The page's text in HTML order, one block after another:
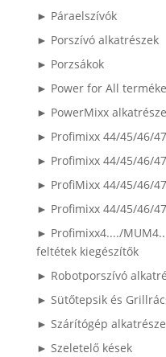
► Páraelszívók
► Porszívó alkatrészek
► Porzsákok
► Power for All
► PowerMixx
► Profimixx 44/45/46/
► Profimixx 44/45/46/
► ProfiMixx 44/45/46/
► Profimixx 44/45/46/
► Profimixx4..../
feltétek kiegészítők
► Robotporszívó
► Sütőtepsik és
► Szárítógép
► Szeletelő kések